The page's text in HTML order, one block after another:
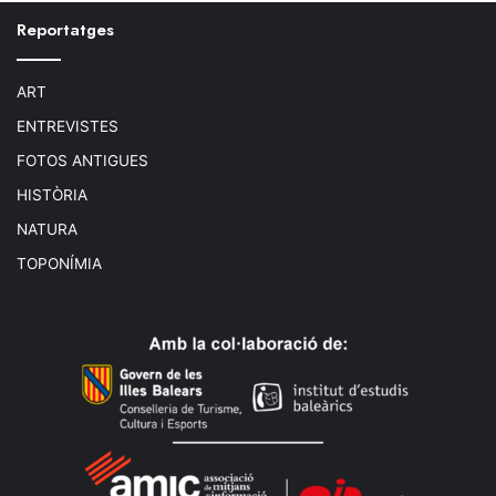
Reportatges
ART
ENTREVISTES
FOTOS ANTIGUES
HISTÒRIA
NATURA
TOPONÍMIA